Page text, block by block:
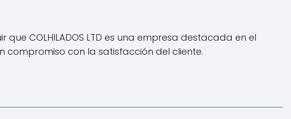
COLHILADOS LTD es una empresa destacada en el
con la satisfacción del cliente.